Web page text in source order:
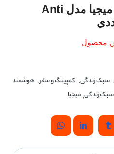
دستگاه دافع حشرات میجیا مدل Anti
سبک زندگی کمپینگ و سفر هوشمند
سبک زندگی میجیا